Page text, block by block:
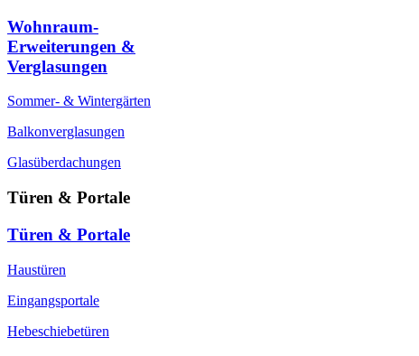
Wohnraum-
Erweiterungen &
Verglasungen
Sommer- & Wintergärten
Balkonverglasungen
Glasüberdachungen
Türen & Portale
Türen & Portale
Haustüren
Eingangsportale
Hebeschiebetüren